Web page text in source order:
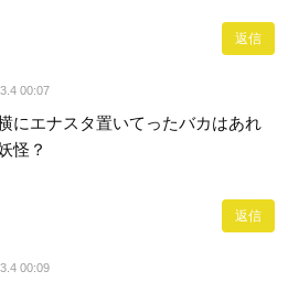
返信
00:07
にエナスタ置いてったバカはあれ
怪？
返信
00:09